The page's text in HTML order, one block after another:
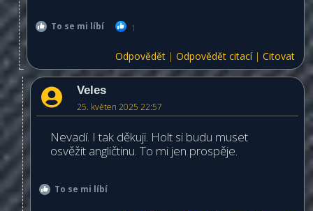
To se mi líbí 1
Odpovědět | Odpovědět citací| Citovat
Veles
25. květen 2025 22:57
Nevadí. I tak děkuji. Holt si budu muset
osvěžit angličtinu. To mi jen prospěje.
To se mi líbí